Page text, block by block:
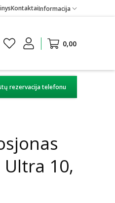
KontaktaiInformacija
0,00
rezervacija telefonu
Ultra 10,